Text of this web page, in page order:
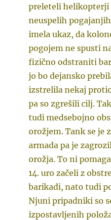
preleteli helikopterji
neuspelih
imela ukaz, da
pogojem ne spusti
fizično odstraniti
jo bo dejansko
izstrelila nekaj
pa so zgrešili cilj.
tudi medsebojno
orožjem. Tank se je
armada pa je
orožja. To ni
14. uro začeli z
barikadi, nato tudi
Njuni pripadniki so
izpostavljenih